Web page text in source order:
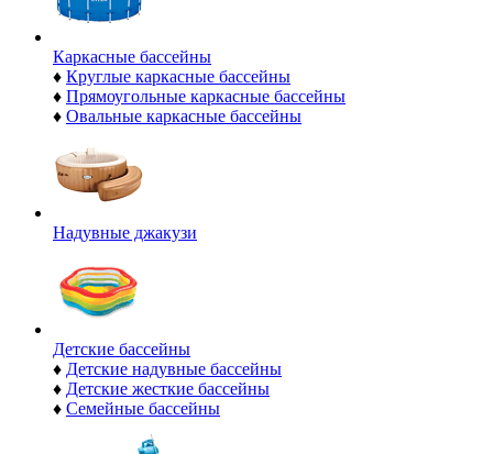
Каркасные бассейны
♦ Круглые каркасные бассейны
♦ Прямоугольные каркасные бассейны
♦ Овальные каркасные бассейны
Надувные джакузи
Детские бассейны
♦ Детские надувные бассейны
♦ Детские жесткие бассейны
♦ Семейные бассейны